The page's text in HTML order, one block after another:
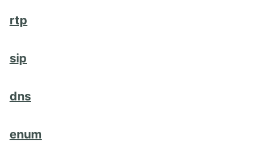
rtp
sip
dns
enum